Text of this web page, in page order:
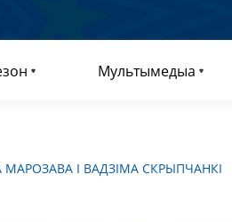
Мультымедыа
І ВАДЗІМА СКРЫПЧАНКІ